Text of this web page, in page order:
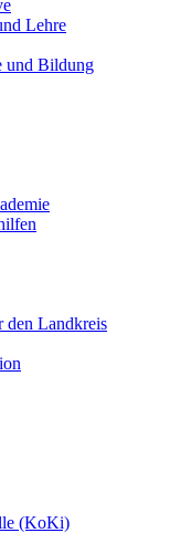
Lehre
und Bildung
den Landkreis
(KoKi)